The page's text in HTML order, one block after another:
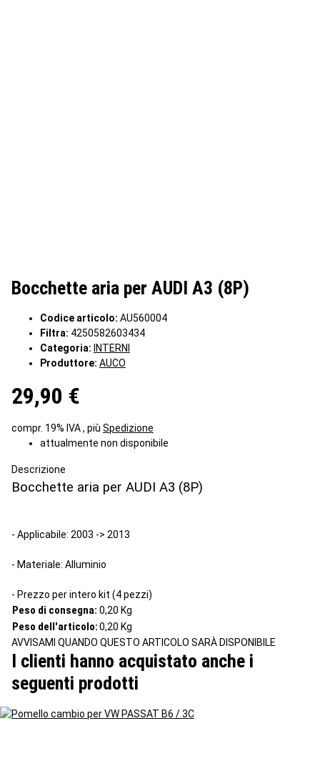
Bocchette aria per AUDI A3 (8P)
Codice articolo: AU560004
Filtra: 4250582603434
Categoria: INTERNI
Produttore: AUCO
29,90 €
compr. 19% IVA , più Spedizione
attualmente non disponibile
Descrizione
Bocchette aria per AUDI A3 (8P)
- Applicabile: 2003 -> 2013
- Materiale: Alluminio
- Prezzo per intero kit (4 pezzi)
Peso di consegna: 0,20 Kg
Peso dell'articolo:0,20 Kg
AVVISAMI QUANDO QUESTO ARTICOLO SARÀ DISPONIBILE
I clienti hanno acquistato anche i
seguenti prodotti